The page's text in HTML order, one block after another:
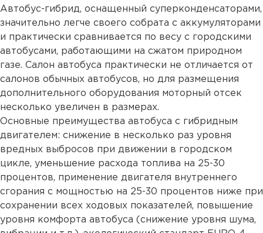
Автобус-гибрид, оснащенный суперконденсаторами,
значительно легче своего собрата с аккумуляторами
и практически сравнивается по весу с городскими
автобусами, работающими на сжатом природном
газе. Салон автобуса практически не отличается от
салонов обычных автобусов, но для размещения
дополнительного оборудования моторный отсек
несколько увеличен в размерах.
Основные преимущества автобуса с гибридным
двигателем: снижение в несколько раз уровня
вредных выбросов при движении в городском
цикле, уменьшение расхода топлива на 25-30
процентов, применение двигателя внутреннего
сгорания с мощностью на 25-30 процентов ниже при
сохранении всех ходовых показателей, повышение
уровня комфорта автобуса (снижение уровня шума,